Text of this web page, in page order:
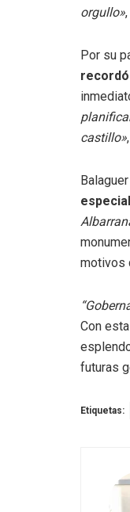
orgullo»
Por su
castillo»
motivos
Con
futuras
Etiquetas: